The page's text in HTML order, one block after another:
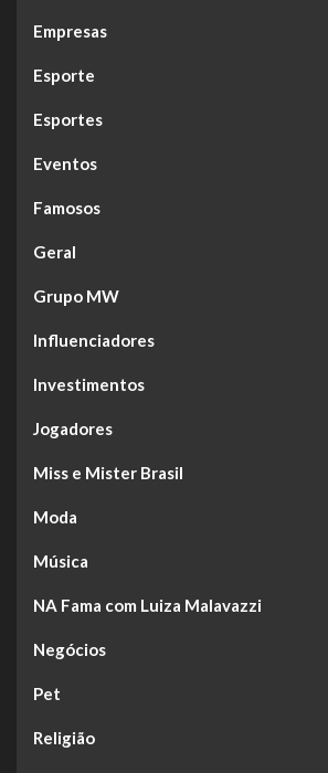
Empresas
Esporte
Esportes
Eventos
Famosos
Geral
Grupo MW
Influenciadores
Investimentos
Jogadores
Miss e Mister Brasil
Moda
Música
NA Fama com Luiza Malavazzi
Negócios
Pet
Religião